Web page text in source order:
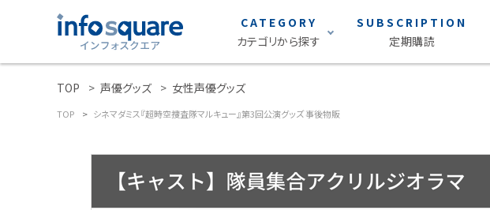
CATEGORY
カテゴリから探す
雑誌
声優グランプリ
S Cawaii!
S
SUBSCRIPTION
定期購読
search
person 新規会員登録
TOP 声優グッズ 女性声優グッズ
TOP シネマダミス『超時空捜査隊マルキュー』第3回公演グッズ 事後物販